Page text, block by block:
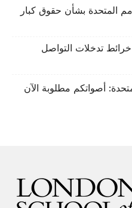
المتحدة بشأن حقوق كبار
تدخلات التواصل
أصواتكم مطلوبة الآن